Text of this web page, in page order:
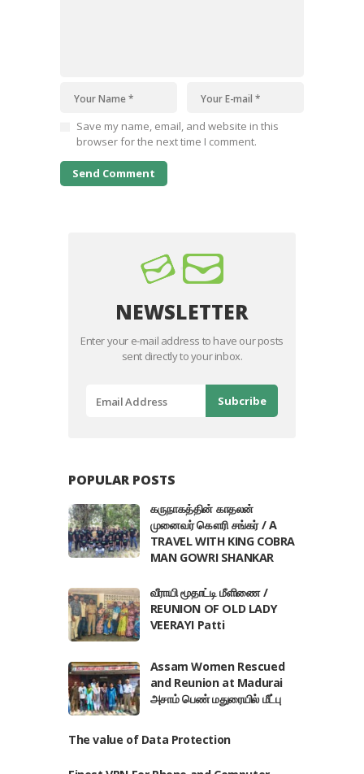
Save my name, email, and website in this
browser for the next time I comment.
NEWSLETTER
Enter your e-mail address to have our posts
sent directly to your inbox.
POPULAR POSTS
கருநாகத்தின் காதலன்
முனைவர் கௌரி சங்கர் / A
TRAVEL WITH KING COBRA
MAN GOWRI SHANKAR
வீராயி மூதாட்டி மீளிணை /
REUNION OF OLD LADY
VEERAYI Patti
Assam Women Rescued
and Reunion at Madurai
அசாம் பெண் மதுரையில் மீட்பு
The value of Data Protection